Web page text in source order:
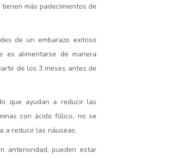
más padecimientos de
de un embarazo exitoso
es alimentarse de manera
de los 3 meses antes de
que ayudan a reducir las
con ácido fólico, no se
a reducir las náuseas.
anterioridad, pueden estar